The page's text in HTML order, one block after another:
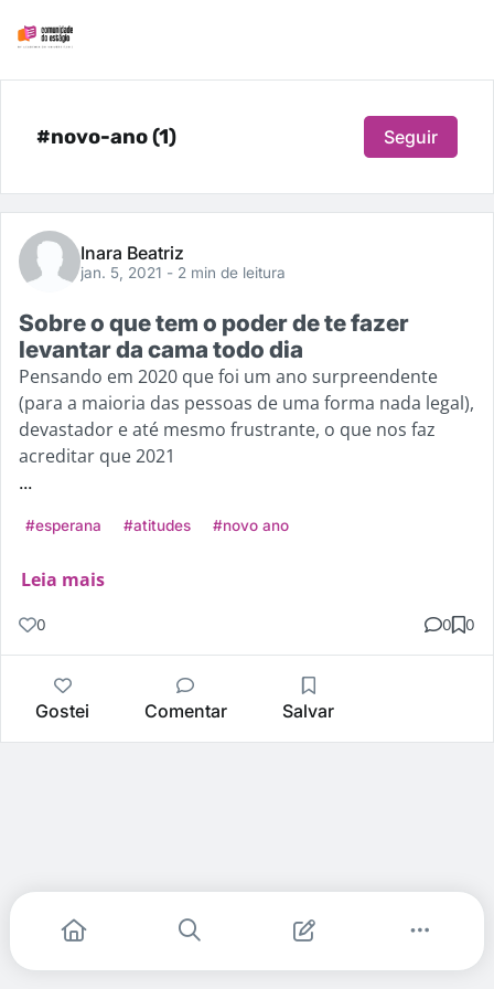
#novo-ano (1) Seguir
Inara Beatriz
jan. 5, 2021 - 2 min de leitura
Sobre o que tem o poder de te fazer
levantar da cama todo dia
Pensando em 2020 que foi um ano surpreendente
(para a maioria das pessoas de uma forma nada legal),
devastador e até mesmo frustrante, o que nos faz
acreditar que 2021
...
#esperana #atitudes #novo ano
Leia mais
0 0 0
Gostei Comentar Salvar